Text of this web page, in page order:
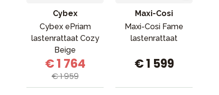
Cybex
Cybex ePriam
lastenrattaat Cozy
Beige
€ 1 764
€ 1 959
Maxi-Cosi
Maxi-Cosi Fame
lastenrattaat
€ 1 599